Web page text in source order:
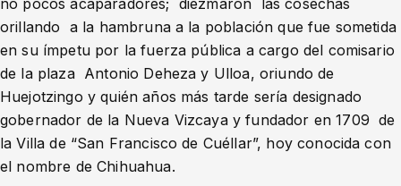
no pocos acaparadores; diezmaron las cosechas
orillando a la hambruna a la población que fue sometida
en su ímpetu por la fuerza pública a cargo del comisario
de la plaza Antonio Deheza y Ulloa, oriundo de
Huejotzingo y quién años más tarde sería designado
gobernador de la Nueva Vizcaya y fundador en 1709 de
la Villa de “San Francisco de Cuéllar”, hoy conocida con
el nombre de Chihuahua.